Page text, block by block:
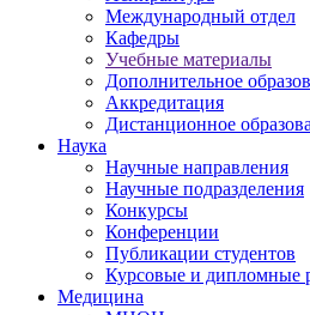
Международный отдел
Кафедры
Учебные материалы
Дополнительное
Аккредитация
Дистанционное
Наука
Научные направления
Научные подразделения
Конкурсы
Конференции
Публикации студентов
Курсовые и дипломные
Медицина